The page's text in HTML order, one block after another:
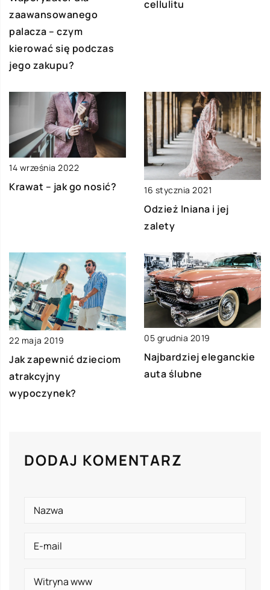
zaawansowanego
palacza – czym
kierować się podczas
jego zakupu?
cellulitu
14 września 2022
Krawat – jak go nosić? 16 stycznia 2021
Odzież lniana i jej
zalety
22 maja 2019
Jak zapewnić dzieciom
atrakcyjny
wypoczynek?
05 grudnia 2019
Najbardziej eleganckie
auta ślubne
DODAJ KOMENTARZ